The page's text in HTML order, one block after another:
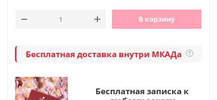
В корзину
Бесплатная доставка внутри МКАДа ?
Бесплатная записка к